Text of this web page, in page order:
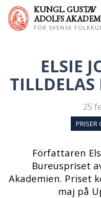
KUNGL. GUSTAV
ADOLFS
FÖR SVENSK
ELSIE
TILLDELAS
25
PRISER
Författaren
Bureuspriset
Akademien. Priset
maj på